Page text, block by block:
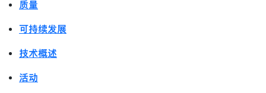
质量
可持续发展
技术概述
活动